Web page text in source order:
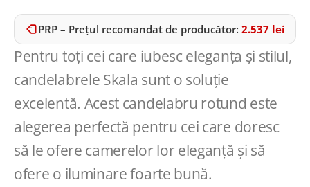
PRP – Prețul recomandat de producător: 2.537 lei
Pentru toți cei care iubesc eleganța și stilul,
candelabrele Skala sunt o soluție
excelentă. Acest candelabru rotund este
alegerea perfectă pentru cei care doresc
să le ofere camerelor lor eleganță și să
ofere o iluminare foarte bună.